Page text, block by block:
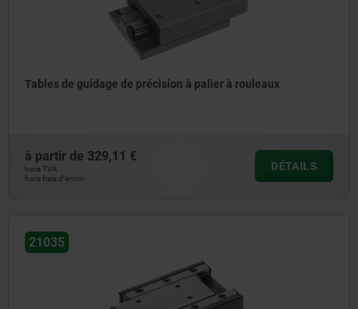
Tables de guidage de précision à palier à rouleaux
à partir de 329,11 €
hors TVA
hors frais d’envoi
DÉTAILS
21035